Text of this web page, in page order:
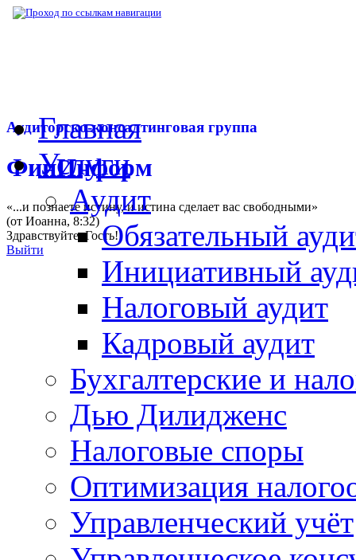
Аудиторско-консалтинговая группа
ФинИнформ
«...и познаете истину, и истина сделает вас свободными»
(от Иоанна, 8:32)
Здравствуйте,Гость!
Выйти
Главная
Услуги
Аудит
Обязательный
Инициативный
Налоговый аудит
Кадровый аудит
Бухгалтерские и
Дью Дилидженс
Налоговые споры
Оптимизация
Управленческий учёт